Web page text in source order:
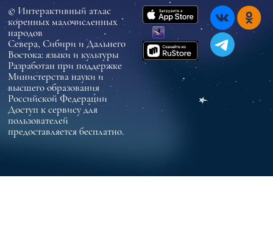
© Интерактивный атлас
коренных малочисленных
народов
Севера, Сибири и Дальнего
Востока: языки и культуры
Разработан при поддержке
Министерства науки и
высшего образования
Российской Федерации
Доступ к сервису для
пользователей
предоставляется бесплатно.